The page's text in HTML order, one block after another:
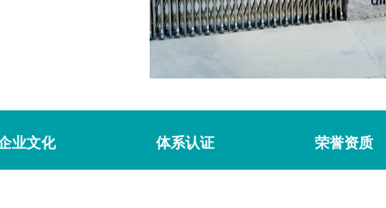
业文化 体系认证 荣誉资质